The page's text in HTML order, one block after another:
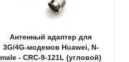
Антенный адаптер для
3G/4G-модемов Huawei, N-
male - CRC-9-121L (угловой)